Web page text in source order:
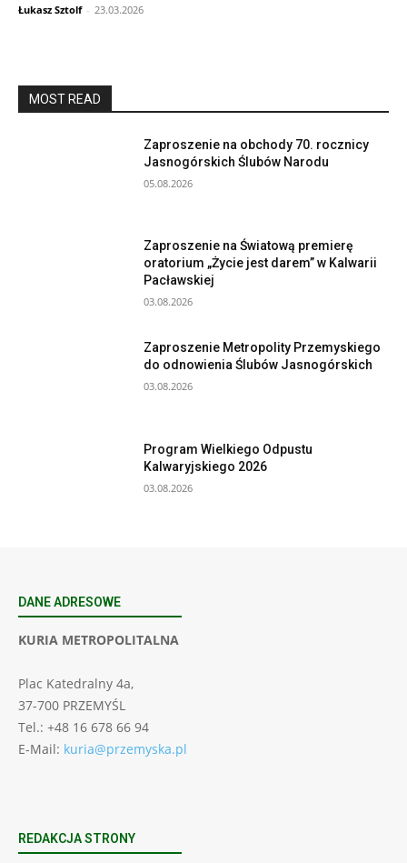
Łukasz Sztolf - 23.03.2026
MOST READ
Zaproszenie na obchody 70. rocznicy
Jasnogórskich Ślubów Narodu
05.08.2026
Zaproszenie na Światową premierę
oratorium „Życie jest darem” w Kalwarii
Pacławskiej
03.08.2026
Zaproszenie Metropolity Przemyskiego
do odnowienia Ślubów Jasnogórskich
03.08.2026
Program Wielkiego Odpustu
Kalwaryjskiego 2026
03.08.2026
DANE ADRESOWE
KURIA METROPOLITALNA
Plac Katedralny 4a,
37-700 PRZEMYŚL
Tel.: +48 16 678 66 94
E-Mail: kuria@przemyska.pl
REDAKCJA STRONY